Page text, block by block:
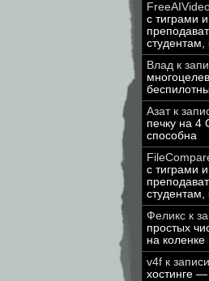
с тиграми
студентам,
Влад к
Азатк
печку на 4
способна
с тиграми
студентам,
Феликс к
простых
на коленке
v4f к записи
хостинге —